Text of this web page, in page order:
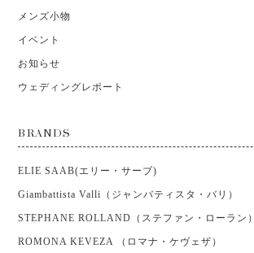
メンズ小物
イベント
お知らせ
ウェディングレポート
BRANDS
ELIE SAAB(エリー・サーブ)
Giambattista Valli（ジャンバティスタ・バリ）
STEPHANE ROLLAND（ステファン・ローラン）
ROMONA KEVEZA （ロマナ・ケヴェザ）